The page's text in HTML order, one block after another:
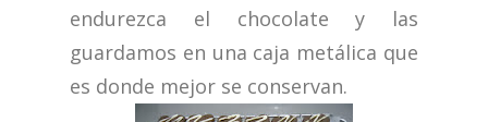
endurezca el chocolate y las
guardamos en una caja metálica que
es donde mejor se conservan.